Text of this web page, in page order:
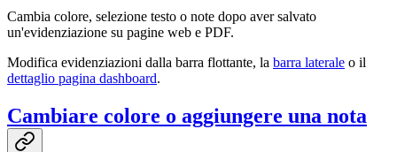
Cambia colore, selezione testo o note dopo aver salvato
un'evidenziazione su pagine web e PDF.
Modifica evidenziazioni dalla barra flottante, la barra laterale o il
dettaglio pagina dashboard.
Cambiare colore o aggiungere una nota